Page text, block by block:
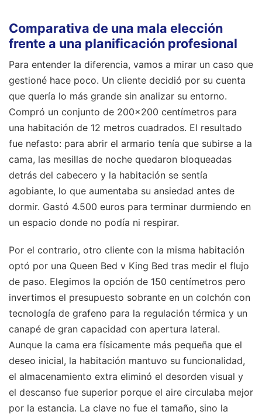
Comparativa de una mala elección
frente a una planificación profesional
Para entender la diferencia, vamos a mirar un caso que
gestioné hace poco. Un cliente decidió por su cuenta
que quería lo más grande sin analizar su entorno.
Compró un conjunto de 200x200 centímetros para
una habitación de 12 metros cuadrados. El resultado
fue nefasto: para abrir el armario tenía que subirse a la
cama, las mesillas de noche quedaron bloqueadas
detrás del cabecero y la habitación se sentía
agobiante, lo que aumentaba su ansiedad antes de
dormir. Gastó 4.500 euros para terminar durmiendo en
un espacio donde no podía ni respirar.
Por el contrario, otro cliente con la misma habitación
optó por una Queen Bed v King Bed tras medir el flujo
de paso. Elegimos la opción de 150 centímetros pero
invertimos el presupuesto sobrante en un colchón con
tecnología de grafeno para la regulación térmica y un
canapé de gran capacidad con apertura lateral.
Aunque la cama era físicamente más pequeña que el
deseo inicial, la habitación mantuvo su funcionalidad,
el almacenamiento extra eliminó el desorden visual y
el descanso fue superior porque el aire circulaba mejor
por la estancia. La clave no fue el tamaño, sino la